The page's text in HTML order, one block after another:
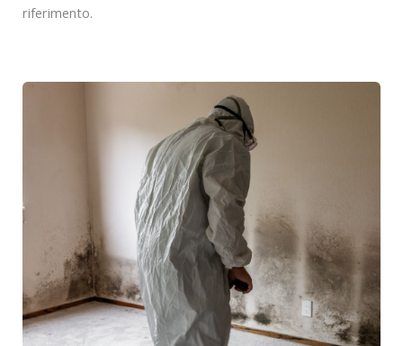
riferimento.